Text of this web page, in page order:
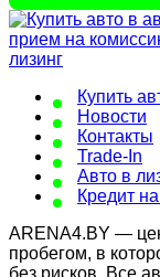
Купить
Новости
Контакты
Trade-In
Авто в
Кредит
ARENA4.BY —
пробегом, в